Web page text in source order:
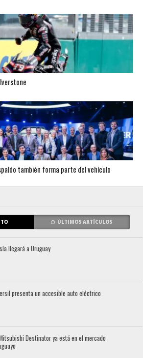
también forma parte del vehículo
ÚLTIMOS ARTÍCULOS
llegará a Uruguay
presenta un accesible auto eléctrico
Destinator ya está en el mercado